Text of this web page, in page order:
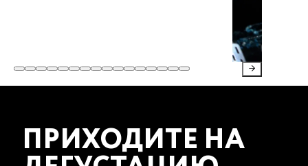
ПРИХОДИТЕ НА